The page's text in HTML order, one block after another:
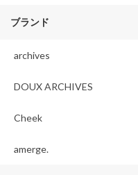
ブランド
archives
DOUX ARCHIVES
Cheek
amerge.